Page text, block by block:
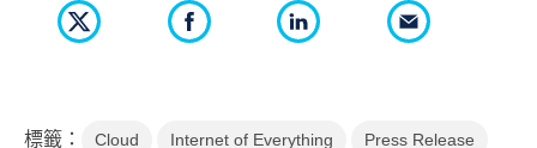
標籤： Cloud Internet of Everything Press Release